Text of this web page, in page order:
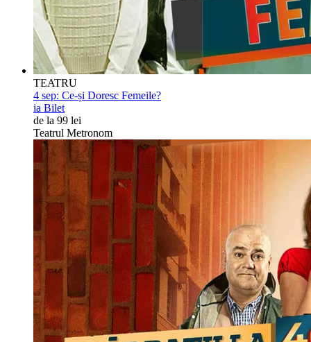
TEATRU
4 sep: Ce-și Doresc Femeile?
ia Bilet
de la 99 lei
Teatrul Metronom